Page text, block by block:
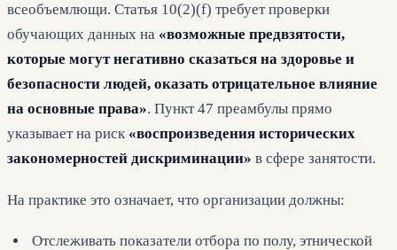
всеобъемлющи. Статья 10(2)(f) требует проверки
обучающих данных на «возможные предвзятости,
которые могут негативно сказаться на здоровье и
безопасности людей, оказать отрицательное влияние
на основные права». Пункт 47 преамбулы прямо
указывает на риск «воспроизведения исторических
закономерностей дискриминации» в сфере занятости.
На практике это означает, что организации должны:
Отслеживать показатели отбора по полу, этнической